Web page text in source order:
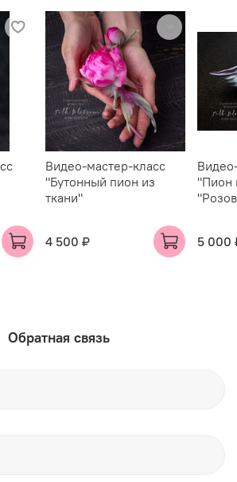
Видео-мастер-класс
"Бутонный пион из
ткани"
4 500 ₽
"Пион
5 000
Обратная связь